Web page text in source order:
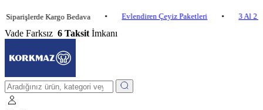
Kargo Bedava • Evlendiren Çeyiz Paketleri • 3 Al 2 Öde
Vade Farksız 6 Taksit İmkanı